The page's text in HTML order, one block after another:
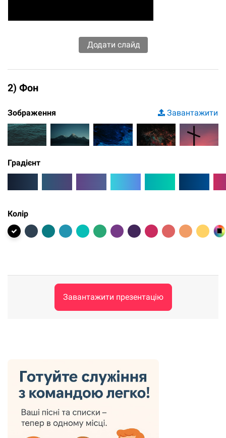
2) Фон
Зображення Завантажити
Градієнт
Колір
Завантажити презентацію